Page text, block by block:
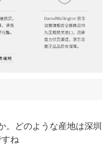
。どのような産地は深圳
ね